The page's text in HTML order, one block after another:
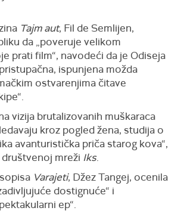
Tajm aut, Fil de Semlijen,
da „poveruje velikom
prati film“, navodeći da je Odiseja
ispunjena možda
ostvarenjima čitave
vizija brutalizovanih muškaraca
kroz pogled žena, studija o
avanturistička priča starog kova“,
mreži Iks.
Varajeti, Džez Tangej, ocenila
dostignuće“ i
ep“.